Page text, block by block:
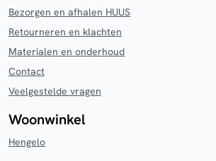
Bezorgen en afhalen HUUS
Retourneren en klachten
Materialen en onderhoud
Contact
Veelgestelde vragen
Woonwinkel
Hengelo